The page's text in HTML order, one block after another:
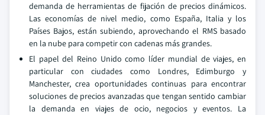
demanda de herramientas de fijación de precios dinámicos.
Las economías de nivel medio, como España, Italia y los
Países Bajos, están subiendo, aprovechando el RMS basado
en la nube para competir con cadenas más grandes.
El papel del Reino Unido como líder mundial de viajes, en
particular con ciudades como Londres, Edimburgo y
Manchester, crea oportunidades continuas para encontrar
soluciones de precios avanzadas que tengan sentido cambiar
la demanda en viajes de ocio, negocios y eventos. La